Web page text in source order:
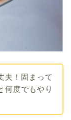
夫！固まって
何度でもやり